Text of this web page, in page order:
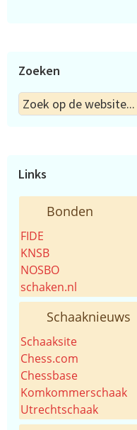
Zoeken
Zoek
op
Links
Bonden
FIDE
KNSB
NOSBO
schaken.nl
Schaaknieuws
Schaaksite
Chess.com
Chessbase
Komkommerschaak
Utrechtschaak